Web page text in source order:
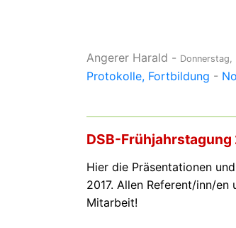
Angerer Harald - Donnerstag,
Protokolle Fortbildung -
DSB-Frühjahrstagung
Hier die Präsentationen
2017. Allen Referent/inn/
Mitarbeit!